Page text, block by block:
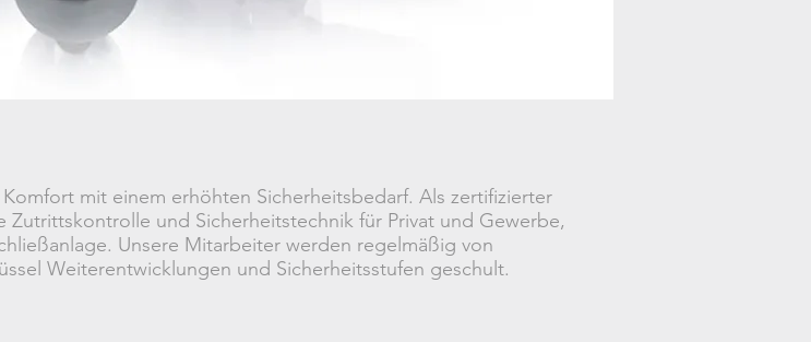
mit einem erhöhten Sicherheitsbedarf. Als zertifizierter
Zutrittskontrolle und Sicherheitstechnik für Privat und Gewerbe,
Unsere Mitarbeiter werden regelmäßig von
Weiterentwicklungen und Sicherheitsstufen geschult.